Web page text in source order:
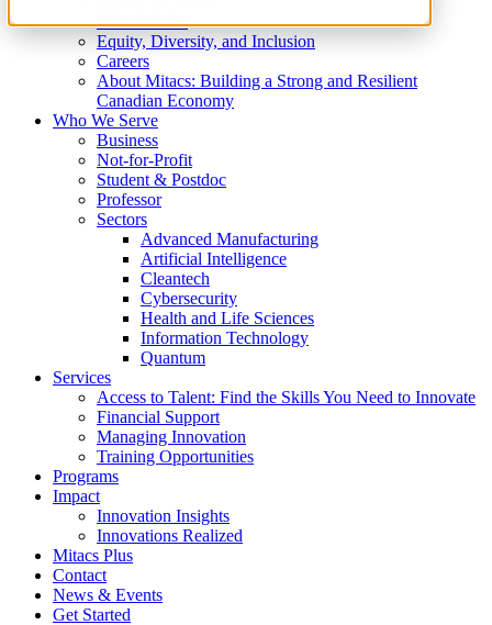
What We Do
Equity, Diversity, and Inclusion
Careers
About Mitacs: Building a Strong and Resilient
Canadian Economy
Who We Serve
Business
Not-for-Profit
Student & Postdoc
Professor
Sectors
Advanced Manufacturing
Artificial Intelligence
Cleantech
Cybersecurity
Health and Life Sciences
Information Technology
Quantum
Services
Access to Talent: Find the Skills You Need to Innovate
Financial Support
Managing Innovation
Training Opportunities
Programs
Impact
Innovation Insights
Innovations Realized
Mitacs Plus
Contact
News & Events
Get Started